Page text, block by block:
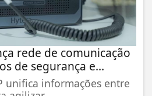
rede de comunicação
de segurança e...
unifica informações entre